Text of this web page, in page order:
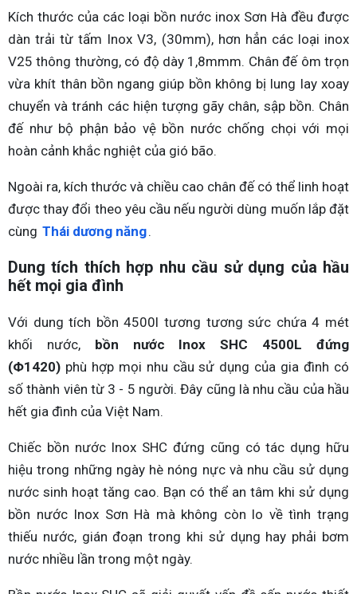
Kích thước của các loại bồn nước inox Sơn Hà đều được
dàn trải từ tấm Inox V3, (30mm), hơn hẳn các loại inox
V25 thông thường, có độ dày 1,8mmm. Chân đế ôm trọn
vừa khít thân bồn ngang giúp bồn không bị lung lay xoay
chuyển và tránh các hiện tượng gãy chân, sập bồn. Chân
đế như bộ phận bảo vệ bồn nước chống chọi với mọi
hoàn cảnh khắc nghiệt của gió bão.
Ngoài ra, kích thước và chiều cao chân đế có thể linh hoạt
được thay đổi theo yêu cầu nếu người dùng muốn lắp đặt
cùng Thái dương năng.
Dung tích thích hợp nhu cầu sử dụng của hầu
hết mọi gia đình
Với dung tích bồn 4500l tương tương sức chứa 4 mét
khối nước, bồn nước Inox SHC 4500L đứng
(Φ1420) phù hợp mọi nhu cầu sử dụng của gia đình có
số thành viên từ 3 - 5 người. Đây cũng là nhu cầu của hầu
hết gia đình của Việt Nam.
Chiếc bồn nước Inox SHC đứng cũng có tác dụng hữu
hiệu trong những ngày hè nóng nực và nhu cầu sử dụng
nước sinh hoạt tăng cao. Bạn có thể an tâm khi sử dụng
bồn nước Inox Sơn Hà mà không còn lo về tình trạng
thiếu nước, gián đoạn trong khi sử dụng hay phải bơm
nước nhiều lần trong một ngày.